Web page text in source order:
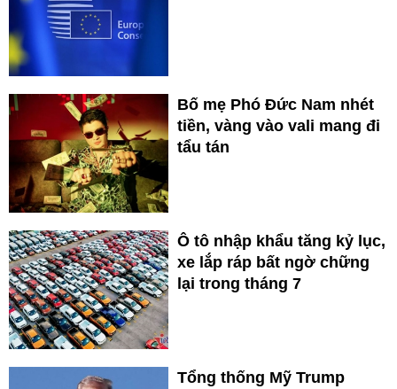
Bố mẹ Phó Đức Nam nhét
tiền, vàng vào vali mang đi
tẩu tán
Ô tô nhập khẩu tăng kỷ lục,
xe lắp ráp bất ngờ chững
lại trong tháng 7
Tổng thống Mỹ Trump